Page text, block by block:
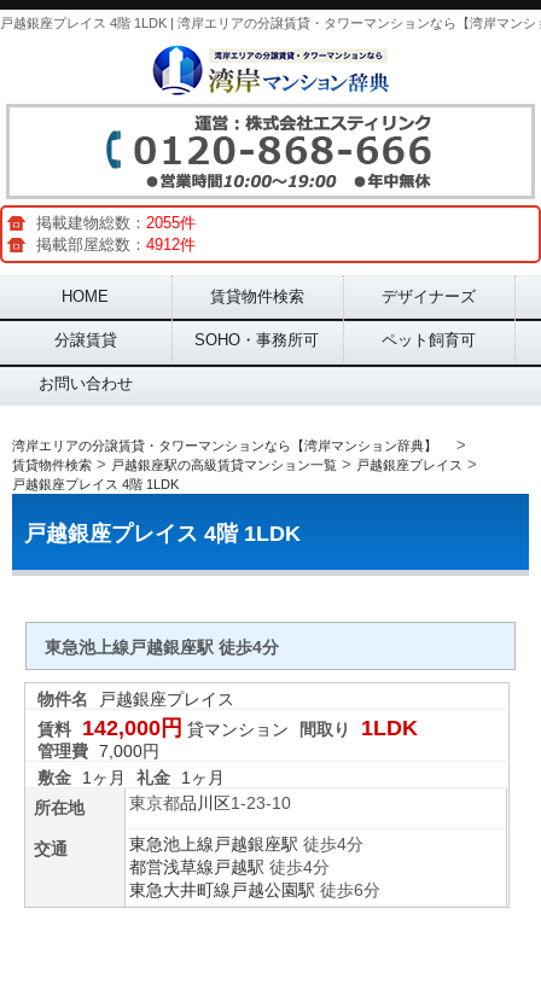
掲載建物総数： 2055件
掲載部屋総数： 4912件
Main menu
HOME 賃貸物件検索 デザイナーズ
分譲賃貸 SOHO・事務所可 ペット飼育可
お問い合わせ
湾岸エリアの分譲賃貸・タワーマンションなら【湾岸マンション辞典】 >
賃貸物件検索 > 戸越銀座駅の高級賃貸マンション一覧 > 戸越銀座プレイス >
戸越銀座プレイス 4階 1LDK
戸越銀座プレイス 4階 1LDK
東急池上線戸越銀座駅 徒歩4分
物件名
戸越銀座プレイス
賃料
142,000円 貸マンション 間取り 1LDK
管理費 7,000円
敷金
1ヶ月 礼金
1ヶ月
所在地
東京都品川区1-23-10
交通 東急池上線 戸越銀座駅 徒歩4分
都営浅草線 戸越駅 徒歩4分
東急大井町線 戸越公園駅 徒歩6分